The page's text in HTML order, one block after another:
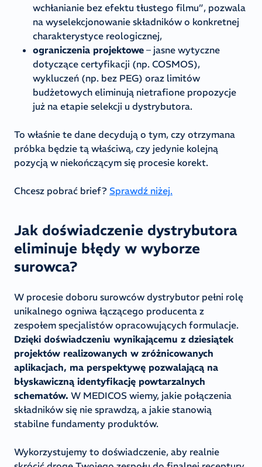
wchłanianie bez efektu tłustego filmu”, pozwala
na wyselekcjonowanie składników o konkretnej
charakterystyce reologicznej,
ograniczenia projektowe – jasne wytyczne
dotyczące certyfikacji (np. COSMOS),
wykluczeń (np. bez PEG) oraz limitów
budżetowych eliminują nietrafione propozycje
już na etapie selekcji u dystrybutora.
To właśnie te dane decydują o tym, czy otrzymana
próbka będzie tą właściwą, czy jedynie kolejną
pozycją w niekończącym się procesie korekt.
Chcesz pobrać brief? Sprawdź niżej.
Jak doświadczenie dystrybutora
eliminuje błędy w wyborze
surowca?
W procesie doboru surowców dystrybutor pełni rolę
unikalnego ogniwa łączącego producenta z
zespołem specjalistów opracowujących formulacje.
Dzięki doświadczeniu wynikającemu z dziesiątek
projektów realizowanych w zróżnicowanych
aplikacjach, ma perspektywę pozwalającą na
błyskawiczną identyfikację powtarzalnych
schematów. W MEDICOS wiemy, jakie połączenia
składników się nie sprawdzą, a jakie stanowią
stabilne fundamenty produktów.
Wykorzystujemy to doświadczenie, aby realnie